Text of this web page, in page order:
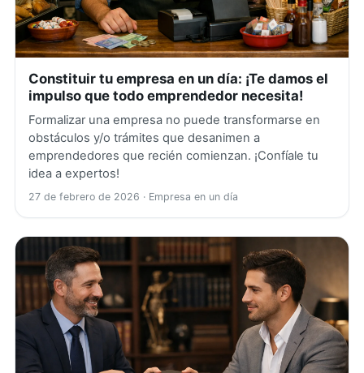
Constituir tu empresa en un día: ¡Te damos el
impulso que todo emprendedor necesita!
Formalizar una empresa no puede transformarse en
obstáculos y/o trámites que desanimen a
emprendedores que recién comienzan. ¡Confíale tu
idea a expertos!
27 de febrero de 2026 · Empresa en un día